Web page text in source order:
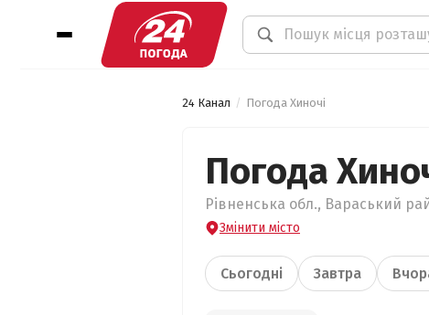
24 Канал Погода Хиночі
Погода
Рівненська обл., Вараський
Змінити місто
Сьогодні Завтра